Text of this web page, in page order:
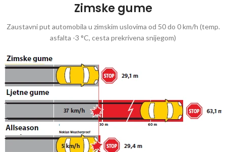
Zimske gume
Zaustavni put automobila u zimskim uslovima od 50 do 0 km/h (temp.
asfalta -3 °C, cesta prekrivena snijegom)